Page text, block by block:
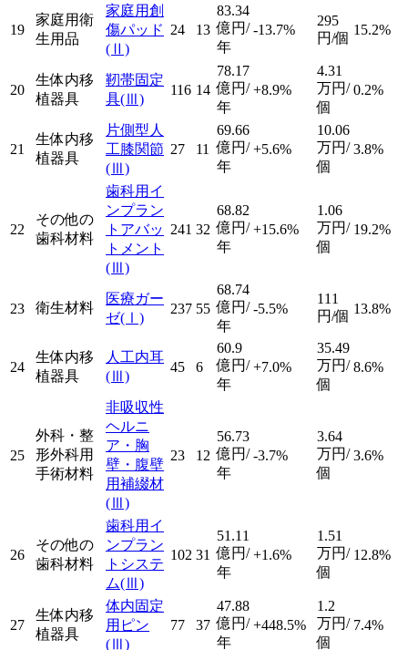
19
家庭用衛
生用品
家庭用創
傷パッド
(Ⅱ)
24 13
83.34
億円/
年
-13.7%
295
円/個
15.2%
20
生体内移
植器具
靭帯固定
具(Ⅲ)
116 14
78.17
億円/
年
+8.9%
4.31
万円/
個
0.2%
21
生体内移
植器具
片側型人
工膝関節
(Ⅲ)
27 11
69.66
億円/
年
+5.6%
10.06
万円/
個
3.8%
22
その他の
歯科材料
歯科用イ
ンプラン
トアバッ
トメント
(Ⅲ)
241 32
68.82
億円/
年
+15.6%
1.06
万円/
個
19.2%
23 衛生材料
医療ガー
ゼ(Ⅰ)
237 55
68.74
億円/
年
-5.5%
111
円/個 13.8%
24
生体内移
植器具
人工内耳
(Ⅲ)
45 6
60.9
億円/
年
+7.0%
35.49
万円/
個
8.6%
25
外科・整
形外科用
手術材料
非吸収性
ヘルニ
ア・胸
壁・腹壁
用補綴材
(Ⅲ)
23 12
56.73
億円/
年
-3.7%
3.64
万円/
個
3.6%
26
その他の
歯科材料
歯科用イ
ンプラン
トシステ
ム(Ⅲ)
102 31
51.11
億円/
年
+1.6%
1.51
万円/
個
12.8%
27
生体内移
植器具
体内固定
用ピン
(Ⅲ)
77 37
47.88
億円/
年
+448.5%
1.2
万円/
個
7.4%